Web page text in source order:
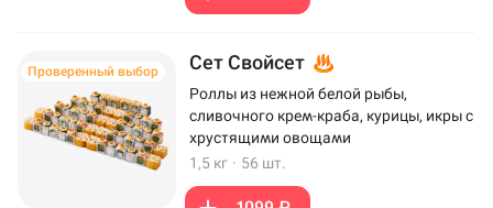
Проверенный выбор Сет Свойсет
Роллы из нежной белой рыбы,
сливочного крем-краба, курицы, икры с
хрустящими овощами
1,5 кг · 56 шт.